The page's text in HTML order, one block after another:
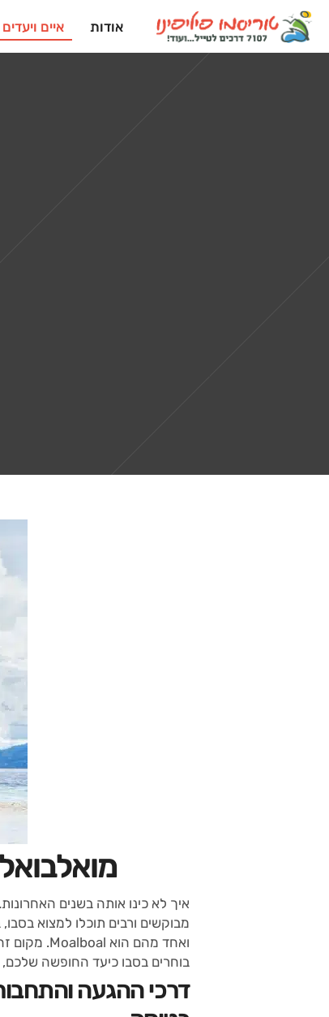
אודות איים ויעדים
איך לא כינו אותה בשנים
מבוקשים ורבים תוכלו למצוא
ואחד מהם הוא Moalboal. מקום זה מוכר בעיקר כאתר צלילה מומלץ, אך ישנם
בוחרים בסבו כיעד החופשה שלכם,
דרכי ההגעה